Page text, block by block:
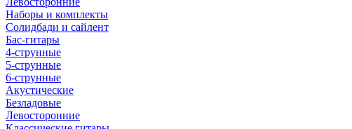
Наборы и комплекты
Солидбади и сайлент
Бас-гитары
4-струнные
5-струнные
6-струнные
Акустические
Безладовые
Левосторонние